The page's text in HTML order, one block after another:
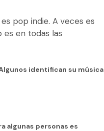
pop indie. A veces es
es en todas las
identifican su música
algunas personas es